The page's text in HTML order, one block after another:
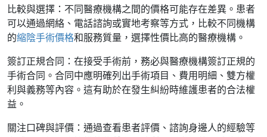
比較與選擇：不同醫療機構之間的價格可能存在差異。患者
可以通過網絡、電話諮詢或實地考察等方式，比較不同機構
的縮陰手術價格和服務質量，選擇性價比高的醫療機構。
簽訂正規合同：在接受手術前，務必與醫療機構簽訂正規的
手術合同。合同中應明確列出手術項目、費用明細、雙方權
利與義務等內容。這有助於在發生糾紛時維護患者的合法權
益。
關注口碑與評價：通過查看患者評價、諮詢身邊人的經驗等